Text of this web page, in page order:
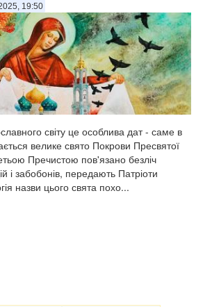
19:50
світу це особлива дат - саме в
велике свято Покрови Пресвятої
Пречистою пов'язано безліч
і забобонів, передають Патріоти
назви цього свята похо...